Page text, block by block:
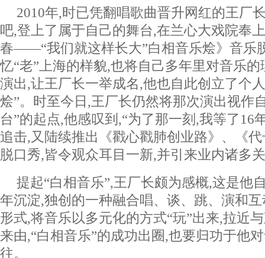
2010年,时已凭翻唱歌曲晋升网红的王厂
吧,登上了属于自己的舞台,在兰心大戏院奉
春——“我们就这样长大”白相音乐烩》音乐
忆“老”上海的样貌,也将自己多年里对音乐
演出,让王厂长一举成名,他也自此创立了个
烩”。时至今日,王厂长仍然将那次演出视作
台”的起点,他感叹到,“为了那一刻,我等了16
追击,又陆续推出《戳心戳肺创业路》、《
脱口秀,皆令观众耳目一新,并引来业内诸多
提起“白相音乐”,王厂长颇为感概,这是他
年沉淀,独创的一种融合唱、谈、跳、演和
形式,将音乐以多元化的方式“玩”出来,拉近
来由,“白相音乐”的成功出圈,也要归功于他
往。